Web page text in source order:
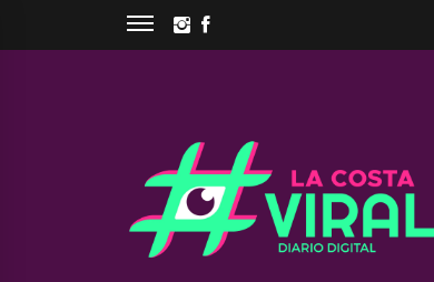
INSTAGRAM